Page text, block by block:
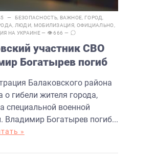
— БЕЗОПАСНОСТЬ, ВАЖНОЕ ГОРОД
ЛЮДИ МОБИЛИЗАЦИЯ, ОФИЦИАЛЬНО
НА УКРАИНЕ— 👁 666 —
участник СВО
Богатырев погиб
Балаковского района
о гибели жителя города,
специальной военной
Владимир Богатырев погиб...
»